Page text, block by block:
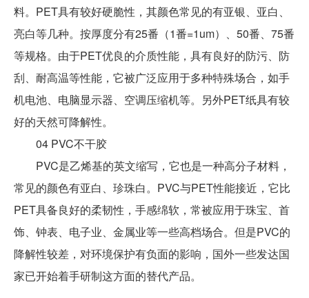
料。PET具有较好硬脆性，其颜色常见的有亚银、亚白、
亮白等几种。按厚度分有25番（1番=1um）、50番、75番
等规格。由于PET优良的介质性能，具有良好的防污、防
刮、耐高温等性能，它被广泛应用于多种特殊场合，如手
机电池、电脑显示器、空调压缩机等。另外PET纸具有较
好的天然可降解性。
04 PVC不干胶
PVC是乙烯基的英文缩写，它也是一种高分子材料，
常见的颜色有亚白、珍珠白。PVC与PET性能接近，它比
PET具备良好的柔韧性，手感绵软，常被应用于珠宝、首
饰、钟表、电子业、金属业等一些高档场合。但是PVC的
降解性较差，对环境保护有负面的影响，国外一些发达国
家已开始着手研制这方面的替代产品。